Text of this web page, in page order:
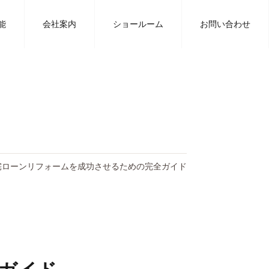
会社案内 ショールーム お問い合わせ
ーンリフォームを成功させるための完全ガイド